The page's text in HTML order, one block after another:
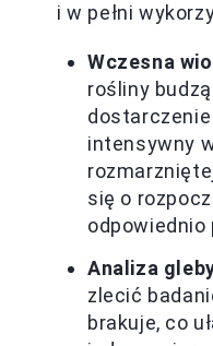
i w pełni
Wczesna
rośliny
intensywny
się o
odpowiednio
Analiza
zlecić
brakuje, co